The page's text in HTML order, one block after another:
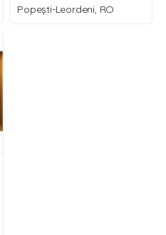
Popeşti-Leordeni, RO